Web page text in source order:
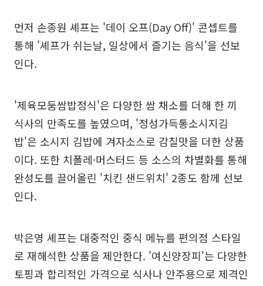
먼저 손종원 셰프는 '데이 오프(Day Off)' 콘셉트를
통해 '셰프가 쉬는날, 일상에서 즐기는 음식'을 선보
인다.
'제육모둠쌈밥정식'은 다양한 쌈 채소를 더해 한 끼
식사의 만족도를 높였으며, '정성가득통소시지김
밥'은 소시지 김밥에 겨자소스로 감칠맛을 더한 상품
이다. 또한 치폴레·머스터드 등 소스의 차별화를 통해
완성도를 끌어올린 '치킨 샌드위치' 2종도 함께 선보
인다.
박은영 셰프는 대중적인 중식 메뉴를 편의점 스타일
로 재해석한 상품을 제안한다. '여신양장피'는 다양한
토핑과 합리적인 가격으로 식사나 안주용으로 제격인